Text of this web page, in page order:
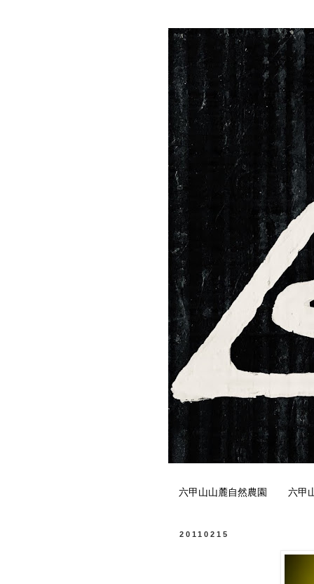
六甲山山麓自然農園 六甲
20110215